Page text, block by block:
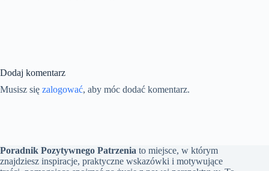
Dodaj komentarz
Musisz się zalogować, aby móc dodać komentarz.
Poradnik Pozytywnego Patrzenia to miejsce, w którym
znajdziesz inspiracje, praktyczne wskazówki i motywujące